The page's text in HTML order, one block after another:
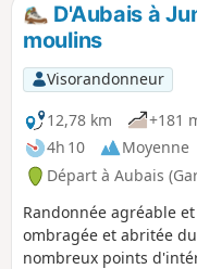
D'Aubais à
moulins
Visorandonneur
12,78 km
+181
4h 10
Moyenne
Départ à Aubais
Randonnée agréable
ombragée et abritée
nombreux points